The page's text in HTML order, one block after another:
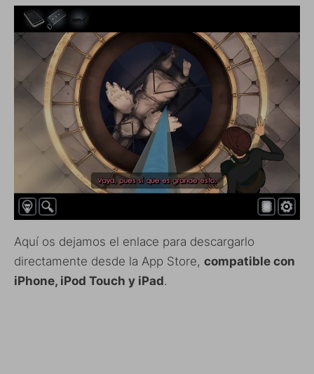
Aquí os dejamos el enlace para descargarlo
directamente desde la App Store, compatible con
iPhone, iPod Touch y iPad.